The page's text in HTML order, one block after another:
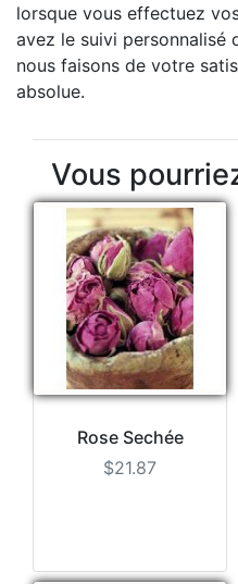
lorsque vous effectuez
avez le suivi personnalisé
nous faisons de votre
absolue.
Vous
Rose Sechée
$21.87